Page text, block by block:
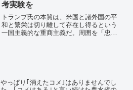
考実験を
トランプ氏の本質は、米国と諸外国の平
和と繁栄は切り離して存在し得るという
一国主義的な重商主義だ。周囲を「忠
やっぱり｢消えたコメ｣はありませんでし